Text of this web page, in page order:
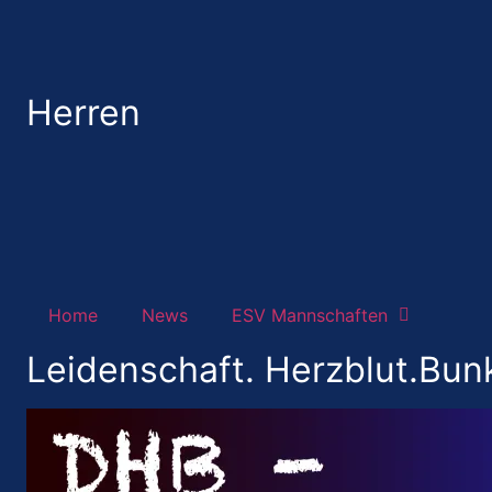
Herren
Home News ESV Mannschaften
Leidenschaft.